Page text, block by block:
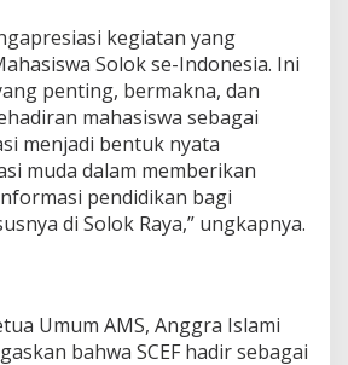
kegiatan yang
Solok se-Indonesia. Ini
penting, bermakna, dan
mahasiswa sebagai
menjadi bentuk nyata
muda dalam memberikan
pendidikan bagi
di Solok Raya,” ungkapnya.
Umum AMS, Anggra Islami
bahwa SCEF hadir sebagai